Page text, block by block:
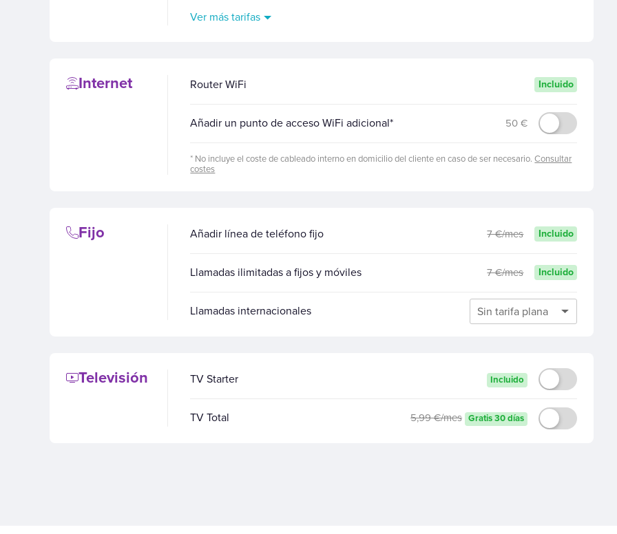
Ver más tarifas
Internet Router WiFi Incluido
Añadir un punto de acceso WiFi adicional* 50 €
* No incluye el coste de cableado interno en domicilio del cliente en caso de ser necesario.Consultar
costes
Fijo Añadir línea de teléfono fijo 7 €/mes Incluido
Llamadas ilimitadas a fijos y móviles 7 €/mes Incluido
Llamadas internacionales
Televisión TV Starter Incluido
TV Total 5,99 €/mes Gratis 30 días